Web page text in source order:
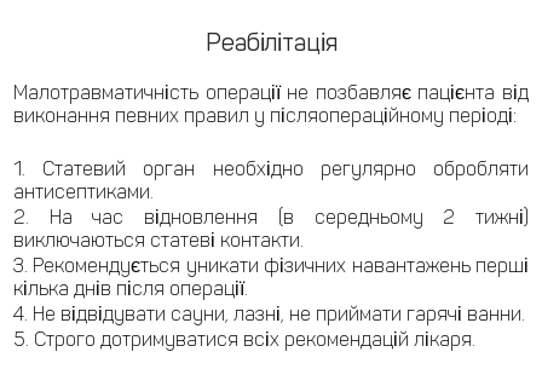
Реабілітація
Малотравматичність операції не позбавляє пацієнта від
виконання певних правил у післяопераційному періоді:
Статевий орган необхідно регулярно обробляти
антисептиками.
На час відновлення (в середньому 2 тижні)
виключаються статеві контакти.
Рекомендується уникати фізичних навантажень перші
кілька днів після операції.
Не відвідувати сауни, лазні, не приймати гарячі ванни.
Строго дотримуватися всіх рекомендацій лікаря.